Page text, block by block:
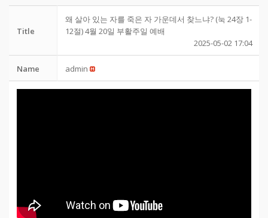
Title
왜 살아 있는 자를 죽은 자 가운데서 찾느냐? (눅 24장 1-
12절) 4월 20일 부활주일 예배
2025-05-02 17:04
Name admin